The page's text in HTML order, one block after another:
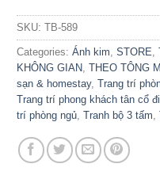
SKU: TB-589
Categories: Ánh kim STORE
KHÔNG GIAN THEO TÔNG
sạn & homestay, Trang trí
Trang trí phong khách tân cổ
trí phòng ngủ Tranh bộ 3 tấm